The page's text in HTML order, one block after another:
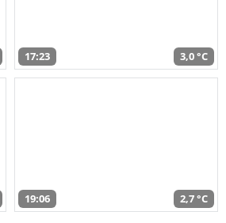
17:23 3,0 °C
19:06 2,7 °C